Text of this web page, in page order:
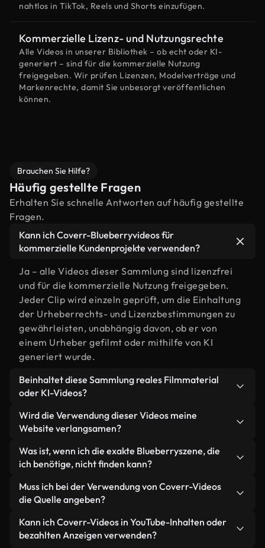
nahtlos in TikTok, Reels und Shorts einzufügen.
Kommerzielle Lizenz- und Nutzungsrechte
Alle Videos in unserer Bibliothek – ob echt oder KI-
generiert – sind für die kommerzielle Nutzung
freigegeben. Wir prüfen Lizenzen, Modelverträge und
Markenrechte, damit Sie unbesorgt veröffentlichen
können.
Brauchen Sie Hilfe?
Häufig gestellte Fragen
Erhalten Sie schnelle Antworten auf häufig gestellte
Fragen.
Kann ich Coverr-Blueberryvideos für
kommerzielle Kundenprojekte verwenden?
Ja – alle Videos dieser Sammlung sind lizenzfrei
und für die kommerzielle Nutzung freigegeben.
Jeder Clip wird einzeln geprüft, um die Einhaltung
der Urheberrechts- und Lizenzbestimmungen zu
gewährleisten, unabhängig davon, ob er von
einem Urheber gefilmt oder mithilfe von KI
generiert wurde.
Beinhaltet diese Sammlung reales Filmmaterial
oder KI-Videos?
Beides. Es handelt sich um eine Hybridbibliothek
aus realen, von Menschen aufgenommenen
generierten Videos. Jedes Video ist eindeutig
beschriftet, sodass Sie immer wissen, was Sie
verwenden.
Wird die Verwendung dieser Videos meine
Website verlangsamen?
Nicht, wenn Sie unsere optimierten Versionen
wählen. Wir bieten schlanke, webfähige Formate,
wurden – so bleibt die Qualität hoch, während
gleichzeitig die Ladezeiten minimiert und
Kennzahlen wie LCP verbessert werden.
Was ist, wenn ich die exakte Blueberryszene, die
ich benötige, nicht finden kann?
Mit Coverr AI Studio erstellen Sie im
Handumdrehen ein solches Video. Beschreiben Sie
Sonnenuntergang" – und das Studio generiert
innerhalb von Sekunden ein individuelles Video für
Muss ich bei der Verwendung von Coverr-Videos
die Quelle angeben?
Eine Namensnennung ist nicht erforderlich. Alle
Videos in unserer Stockbibliothek sind lizenzfrei
Kann ich Coverr-Videos in YouTube-Inhalten oder
bezahlten Anzeigen verwenden?